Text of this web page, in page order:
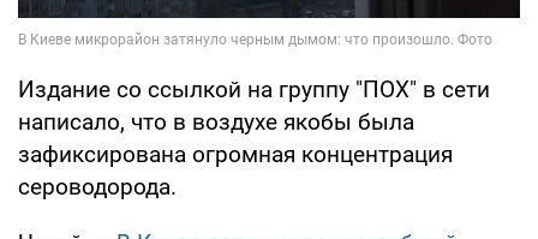
Издание со ссылкой на группу "ПОХ" в сети
написало, что в воздухе якобы была
зафиксирована огромная концентрация
сероводорода.